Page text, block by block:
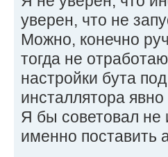
уверен, что не
Можно, конечно
тогда не
настройки бута
инсталлятора
Я бы советовал не
именно поставить